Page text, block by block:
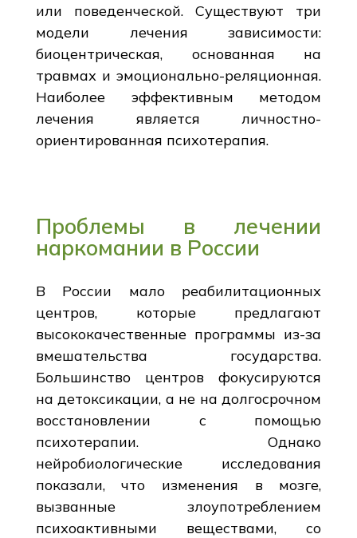
или поведенческой. Существуют три
модели лечения зависимости:
биоцентрическая, основанная на
травмах и эмоционально-реляционная.
Наиболее эффективным методом
лечения является личностно-
ориентированная психотерапия.
Проблемы в лечении
наркомании в России
В России мало реабилитационных
центров, которые предлагают
высококачественные программы из-за
вмешательства государства.
Большинство центров фокусируются
на детоксикации, а не на долгосрочном
восстановлении с помощью
психотерапии. Однако
нейробиологические исследования
показали, что изменения в мозге,
вызванные злоупотреблением
психоактивными веществами, со